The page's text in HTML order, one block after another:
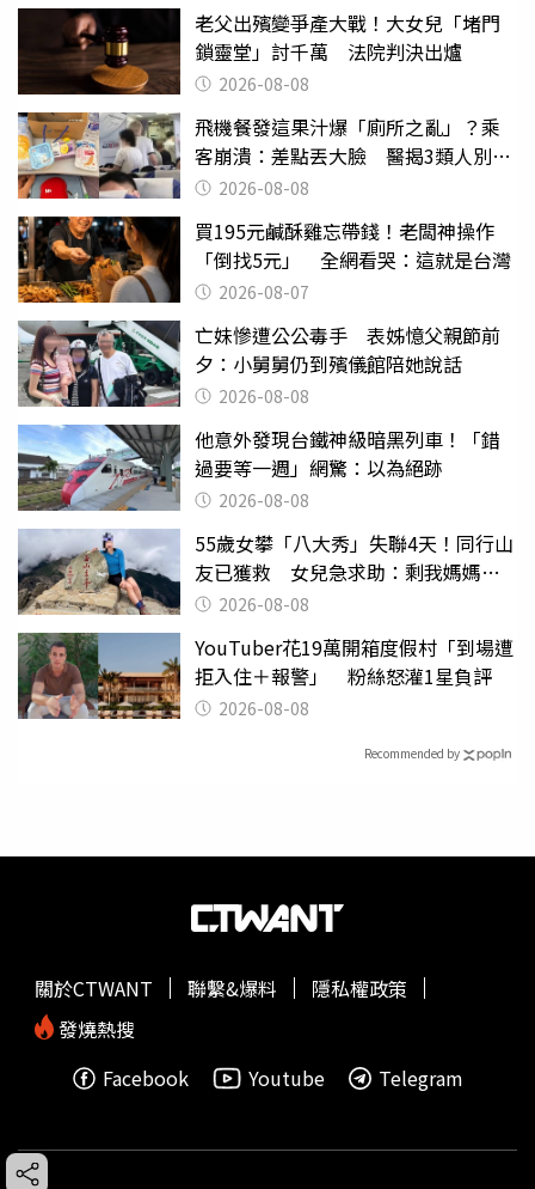
老父出殯變爭產大戰！大女兒「堵門
鎖靈堂」討千萬 法院判決出爐
2026-08-08
飛機餐發這果汁爆「廁所之亂」？乘
客崩潰：差點丟大臉 醫揭3類人別亂
喝 2026-08-08
買195元鹹酥雞忘帶錢！老闆神操作
「倒找5元」 全網看哭：這就是台灣
2026-08-07
亡妹慘遭公公毒手 表姊憶父親節前
夕：小舅舅仍到殯儀館陪她說話
2026-08-08
他意外發現台鐵神級暗黑列車！「錯
過要等一週」網驚：以為絕跡
2026-08-08
55歲女攀「八大秀」失聯4天！同行山
友已獲救 女兒急求助：剩我媽媽還
沒找到
2026-08-08
YouTuber花19萬開箱度假村「到場遭
拒入住＋報警」 粉絲怒灌1星負評
2026-08-08
Recommended by
關於CTWANT 聯繫&爆料
隱私權政策
發燒熱搜
Facebook
Youtube Telegram